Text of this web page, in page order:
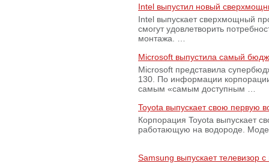
Intel выпустил новый
Intel выпускает сверхмощный
смогут удовлетворить
монтажа. …
Microsoft выпустила самый
Microsoft представила
130. По информации
самым «самым доступным …
Toyota выпускает свою первую
Корпорация Toyota выпускает
работающую на водороде.
Samsung выпускает телевизор